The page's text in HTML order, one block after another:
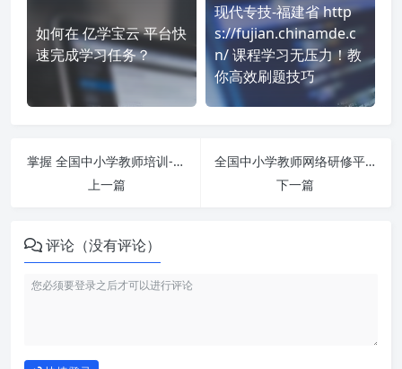
如何在 亿学宝云 平台快
速完成学习任务？
现代专技-福建省 http
s://fujian.chinamde.c
n/ 课程学习无压力！教
你高效刷题技巧
掌握 全国中小学教师培训-单作业-tea.webtrn.cn 课程，简单刷课技巧分享！
上一篇
全国中小学教师网络研修平台teta.ncet.edu.cn-单视频 刷课也能轻松过！简单技巧大公开
下一篇
评论（没有评论）